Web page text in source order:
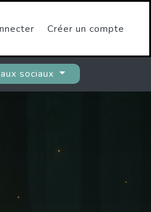
Créer un compte
sociaux